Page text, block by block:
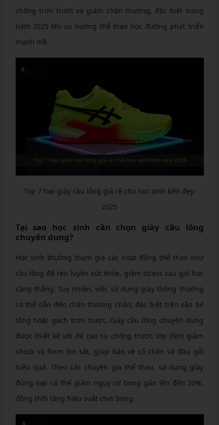
chống trơn trượt và giảm chấn thương, đặc biệt trong
năm 2025 khi xu hướng thể thao học đường phát triển
mạnh mẽ.
Top 7 loại giày cầu lông giá rẻ cho học sinh bền đẹp
2025
Tại sao học sinh cần chọn giày cầu lông
chuyên dụng?
Học sinh thường tham gia các hoạt động thể thao như
cầu lông để rèn luyện sức khỏe, giảm stress sau giờ học
căng thẳng. Tuy nhiên, việc sử dụng giày thông thường
có thể dẫn đến chấn thương chân, đặc biệt trên sân bê
tông hoặc gạch trơn trượt. Giày cầu lông chuyên dụng
được thiết kế với đế cao su chống trượt, lớp đệm giảm
shock và form ôm sát, giúp bảo vệ cổ chân và đầu gối
hiệu quả. Theo các chuyên gia thể thao, sử dụng giày
đúng loại có thể giảm nguy cơ bong gân lên đến 30%,
đồng thời tăng hiệu suất chơi bóng.